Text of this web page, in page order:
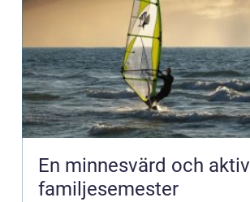
En minnesvärd och aktiv
familjesemester